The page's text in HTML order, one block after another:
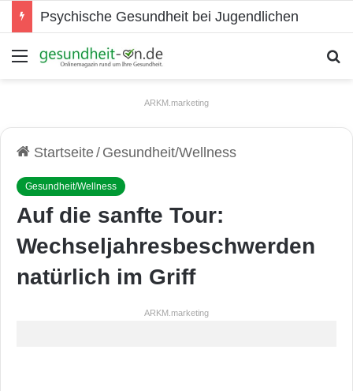
Psychische Gesundheit bei Jugendlichen
Menü
ARKM.marketing
Startseite/ Gesundheit/Wellness
Gesundheit/Wellness
Auf die sanfte Tour:
Wechseljahresbeschwerden
natürlich im Griff
ARKM.marketing